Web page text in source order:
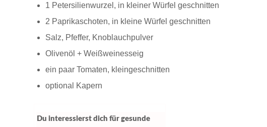
1 Petersilienwurzel, in kleiner Würfel geschnitten
2 Paprikaschoten, in kleine Würfel geschnitten
Salz, Pfeffer, Knoblauchpulver
Olivenöl + Weißweinesseig
ein paar Tomaten, kleingeschnitten
optional Kapern
Du interessierst dich für gesunde